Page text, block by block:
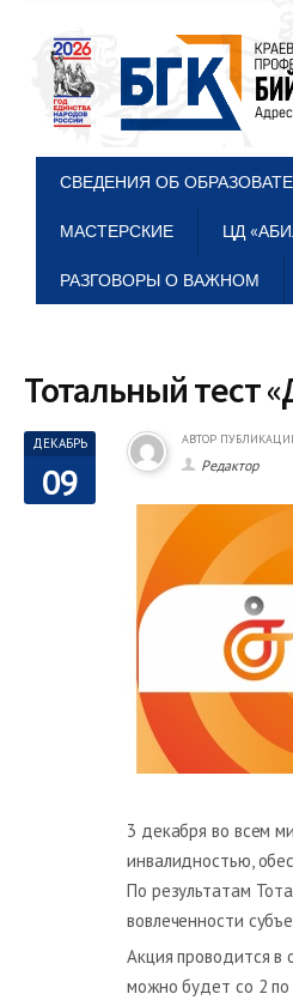
СВЕДЕНИЯ ОБ
МАСТЕРСКИЕ ЦД
РАЗГОВОРЫ О ВАЖНОМ
Тотальный тест
ДЕКАБРЬ
09
АВТОР
Редактор
3 декабря во всем
инвалидностью,
По результатам
вовлеченности
Акция проводится в
можно будет со 2